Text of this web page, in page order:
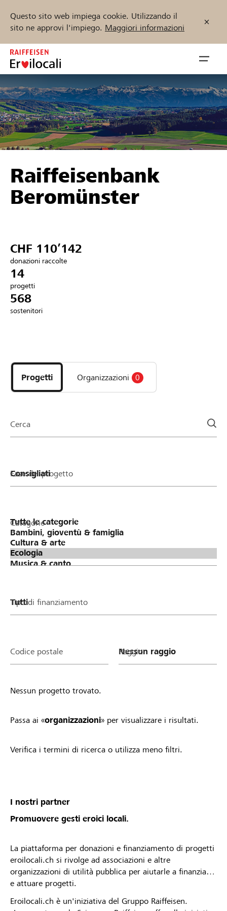
Questo sito web impiega cookie. Utilizzando il
sito ne approvi l'impiego. Maggiori informazioni
Zum
Inhalt
springen
öffnen
Sostenere
Aiuto & supporto
Collegarsi
Trova progetti e organizzazioni
Inizia ora
DE FR IT
Raiffeisenbank
Beromünster
CHF 110’142
donazioni raccolte
14
progetti
568
sostenitori
i
progetti
e
della
Progetti Organizzazioni 0
Cerca
Fase del progetto
Categorie
Tipo di finanziamento
Codice postale Raggio
Nessun progetto trovato.
Passa ai «organizzazioni» per visualizzare i risultati.
Verifica i termini di ricerca o utilizza meno filtri.
I nostri partner
Promuovere gesti eroici locali.
La piattaforma per donazioni e finanziamento di progetti
eroilocali.ch si rivolge ad associazioni e altre
organizzazioni di utilità pubblica per aiutarle a finanziare
e attuare progetti.
Eroilocali.ch è un'iniziativa del Gruppo Raiffeisen.